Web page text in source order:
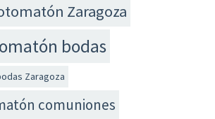
Zaragoza
bodas
Zaragoza
comuniones